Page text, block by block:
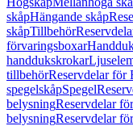
skåpHängande skåp
skåpTillbehör
förvaringsboxar
handdukskrokar
tillbehörReservdelar för
spegelskåpSpegel
belysningReservdelar
belysningReservdelar